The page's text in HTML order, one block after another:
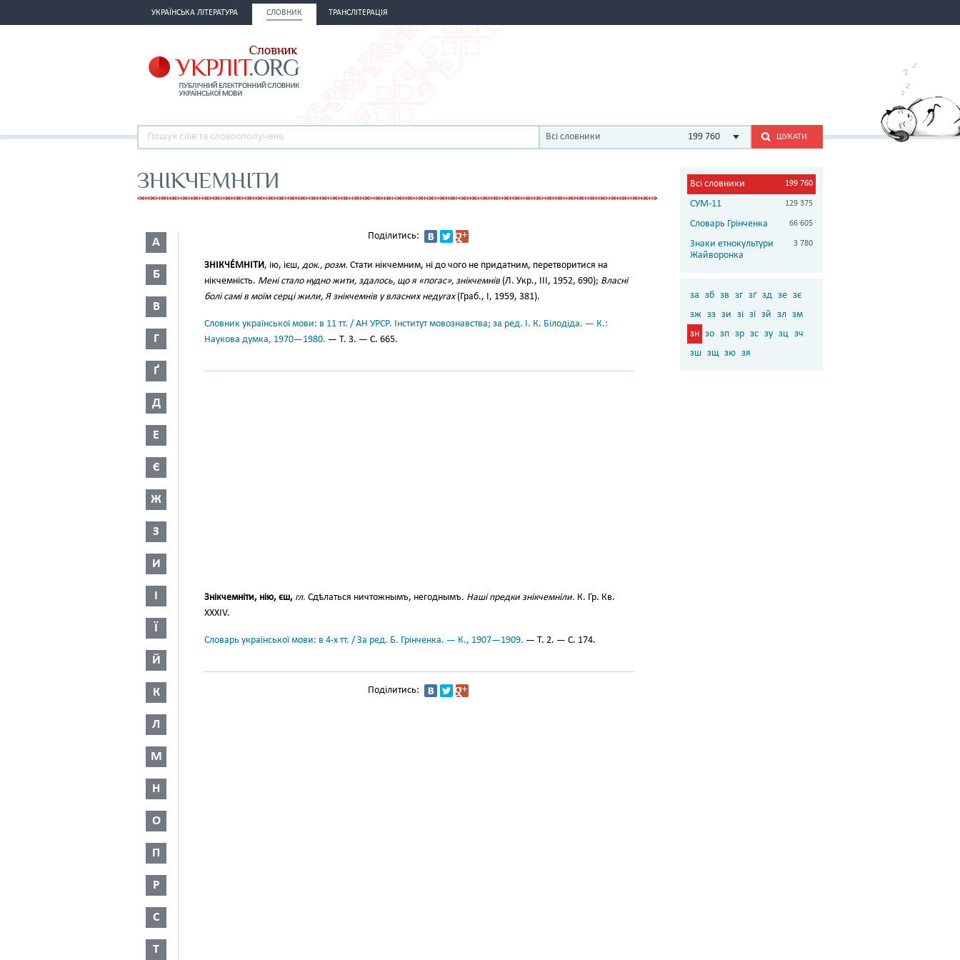
УКРАЇНСЬКА ЛІТЕРАТУРА СЛОВНИК ТРАНСЛІТЕРАЦІЯ
Всі словники 199 760 ШУКАТИ
ЗНІКЧЕМНІТИ
А
Б
В
Г
Ґ
Д
Е
Є
Ж
З
И
І
Ї
Й
К
Л
М
Н
О
П
Р
С
Т
Поділитись:
ЗНІКЧЕ́МНІТИ, ію, ієш, док., розм. Стати нікчемним, ні до чого не придатним, перетворитися на
нікчемність. Мені стало нудно жити, здалось, що я «погас», знікчемнів (Л. Укр., III, 1952, 690); Власні
болі самі в моїм серці жили, Я знікчемнів у власних недугах(Граб., І, 1959, 381).
Словник української мови: в 11 тт. / АН УРСР. Інститут мовознавства; за ред. І. К. Білодіда. — К.:
Наукова думка, 1970—1980. — Т. 3. — С. 665.
Знікчемніти, нію, єш, гл. Сдѣлаться ничтожнымъ, негоднымъ. Наші предки знікчемніли. К. Гр. Кв.
XXXIV.
Словарь української мови: в 4-х тт. / За ред. Б. Грінченка. — К., 1907—1909. — Т. 2. — С. 174.
Поділитись:
Всі словники 199 760
СУМ-11 129 375
Словарь Грінченка 66 605
Знаки етнокультури
Жайворонка
3 780
за зб зв зг зґ зд зе зє
зж зз зи зі зї зй зл зм
зн зо зп зр зс зу зц зч
зш зщ зю зя